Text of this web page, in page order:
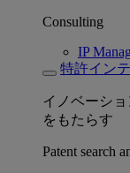
Consulting
IP
特許イン
イノベーシ
をもたらす
Patent search